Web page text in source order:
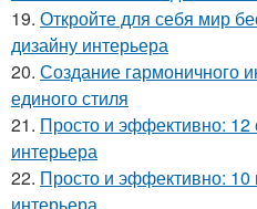
19. Откройте для себя мир
дизайну интерьера
20. Создание гармоничного
единого стиля
21. Просто и эффективно: 12
интерьера
22. Просто и эффективно: